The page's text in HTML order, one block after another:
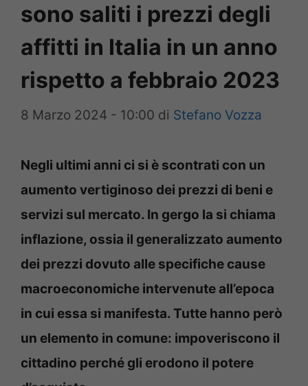
sono saliti i prezzi degli
affitti in Italia in un anno
rispetto a febbraio 2023
8 Marzo 2024 - 10:00 di Stefano Vozza
Negli ultimi anni ci si è scontrati con un
aumento vertiginoso dei prezzi di beni e
servizi sul mercato. In gergo la si chiama
inflazione, ossia il generalizzato aumento
dei prezzi dovuto alle specifiche cause
macroeconomiche intervenute all’epoca
in cui essa si manifesta. Tutte hanno però
un elemento in comune: impoveriscono il
cittadino perché gli erodono il potere